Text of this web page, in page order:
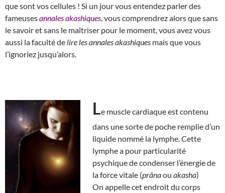
que sont vos cellules ! Si un jour vous entendez parler des
fameusesannales akashiques , vous comprendrez alors que sans
le savoir et sans le maîtriser pour le moment, vous avez vous
aussi la faculté de lire les annales akashiques mais que vous
l’ignoriez jusqu’alors.
Le muscle cardiaque est contenu
dans une sorte de poche remplie d’un
liquide nommé la lymphe. Cette
lymphe a pour particularité
psychique de condenser l’énergie de
la force vitale (prânaou akasha)
On appelle cet endroit du corps